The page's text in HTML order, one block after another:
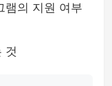
램의 지원 여부
것